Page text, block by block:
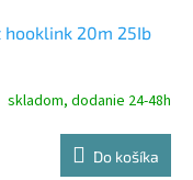
hooklink 20m 25Ib
skladom, dodanie 24-48h
Do košíka